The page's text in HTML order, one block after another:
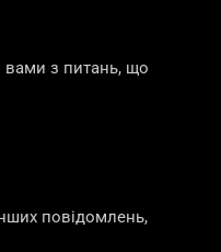
вами з питань, що
повідомлень,